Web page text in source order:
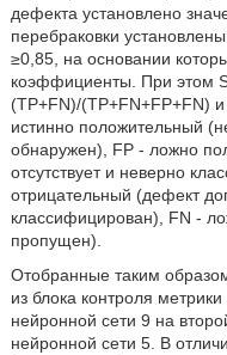
дефекта установлено
перебраковки
≥0,85, на основании
коэффициенты. При этом
(TP+FN)/(TP+FN+FP+FN)
истинно положительный
обнаружен), FP - ложно
отсутствует и неверно
отрицательный (дефект
классифицирован), FN -
пропущен).
Отобранные таким
из блока контроля
нейронной сети 9 на
нейронной сети 5. В